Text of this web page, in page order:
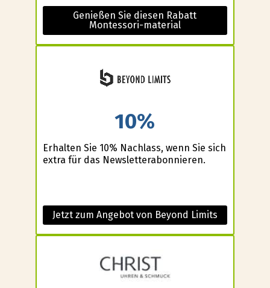
Genießen Sie diesen Rabatt
Montessori-material
10%
Erhalten Sie 10% Nachlass, wenn Sie sich
extra für das Newsletterabonnieren.
Jetzt zum Angebot von Beyond Limits